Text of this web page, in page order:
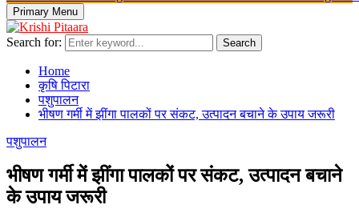
Primary Menu
Search for: Search
Home
कृषि पिटारा
पशुपालन
भीषण गर्मी में झींगा पालकों पर संकट, उत्पादन बचाने के उपाय जरूरी
पशुपालन
भीषण गर्मी में झींगा पालकों पर संकट, उत्पादन बचाने
के उपाय जरूरी